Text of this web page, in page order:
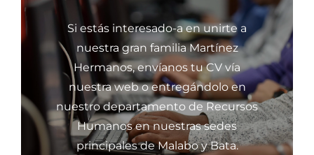
Si estás interesado-a en unirte a
nuestra gran familia Martínez
Hermanos, envíanos tu CV vía
nuestra web o entregándolo en
nuestro departamento de Recursos
Humanos en nuestras sedes
principales de Malabo y Bata.